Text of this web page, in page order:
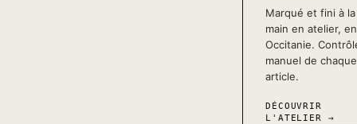
Marqué et fini à la
main en atelier, en
Occitanie.
manuel de chaque
article.
DÉCOUVRIR
L'ATELIER →